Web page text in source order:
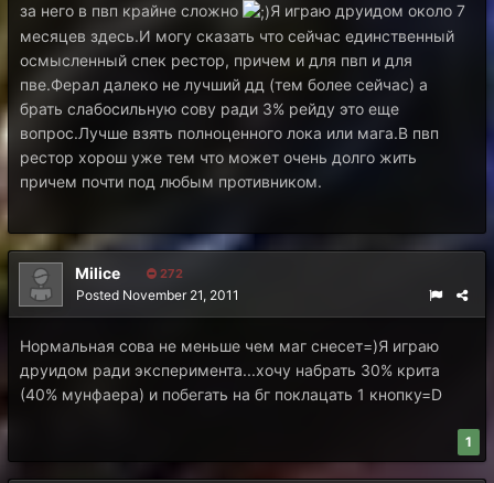
за него в пвп крайне сложно
Я играю друидом около 7
месяцев здесь.И могу сказать что сейчас единственный
осмысленный спек рестор, причем и для пвп и для
пве.Ферал далеко не лучший дд (тем более сейчас) а
брать слабосильную сову ради 3% рейду это еще
вопрос.Лучше взять полноценного лока или мага.В пвп
рестор хорош уже тем что может очень долго жить
причем почти под любым противником.
Milice 272
Posted November 21, 2011
Нормальная сова не меньше чем маг снесет=)Я играю
друидом ради эксперимента...хочу набрать 30% крита
(40% мунфаера) и побегать на бг поклацать 1 кнопку=D
1